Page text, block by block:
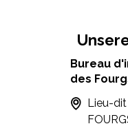
Bureau
des
Lieu-